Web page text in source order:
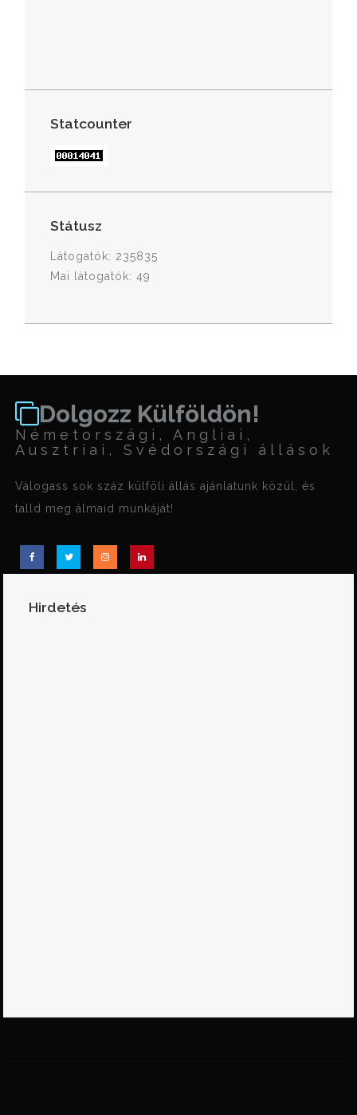
Statcounter
Státusz
Látogatók: 235835
Mai látogatók: 49
Dolgozz Külföldön!
Németországi, Angliai,
Ausztriai, Svédországi állások
Válogass sok száz külföli állás ajánlatunk közül, és
talld meg álmaid munkáját!
Hirdetés